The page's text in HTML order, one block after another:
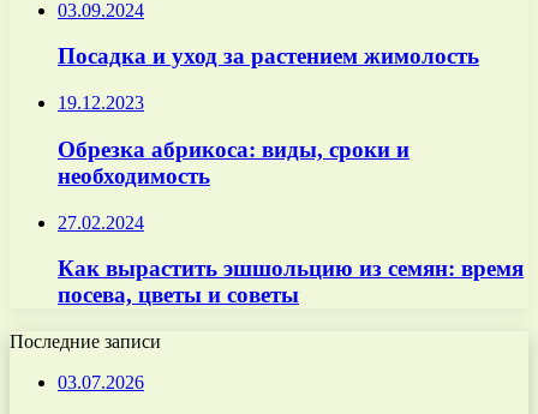
03.09.2024
Посадка и уход за растением жимолость
19.12.2023
Обрезка абрикоса: виды, сроки и
необходимость
27.02.2024
Как вырастить эшшольцию из семян: время
посева, цветы и советы
Последние записи
03.07.2026